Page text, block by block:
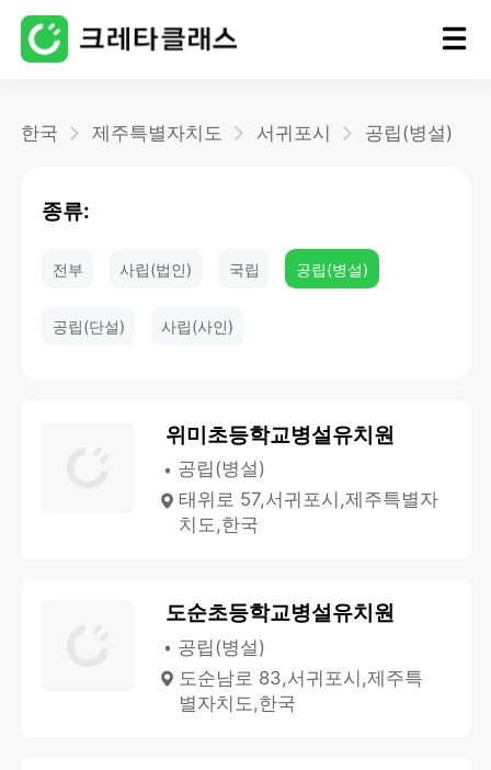
한국 제주특별자치도 서귀포시 공립(병설)
종류:
전부 사립(법인) 국립 공립(병설)
공립(단설) 사립(사인)
위미초등학교병설유치원
공립(병설)
태위로 57,서귀포시,제주특별자
치도,한국
도순초등학교병설유치원
공립(병설)
도순남로 83,서귀포시,제주특
별자치도,한국